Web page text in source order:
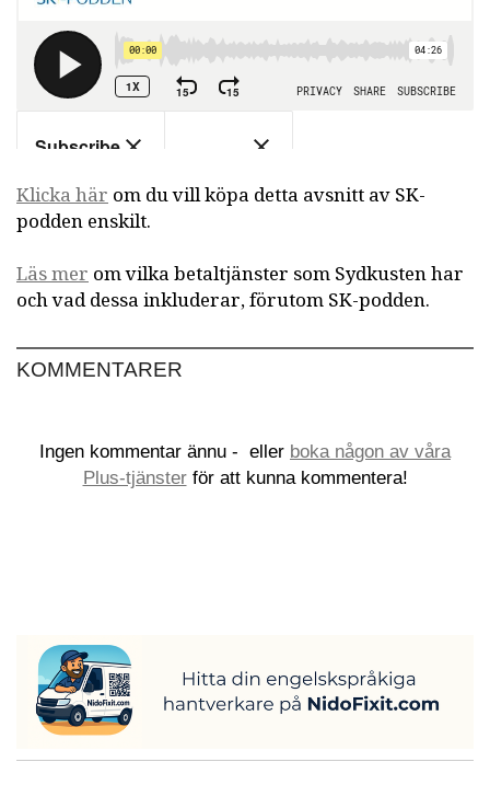
Klicka här om du vill köpa detta avsnitt av SK-
podden enskilt.
Läs mer om vilka betaltjänster som Sydkusten har
och vad dessa inkluderar, förutom SK-podden.
KOMMENTARER
Ingen kommentar ännu - eller boka någon av våra
Plus-tjänsterför att kunna kommentera!